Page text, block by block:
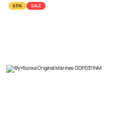
65% SALE